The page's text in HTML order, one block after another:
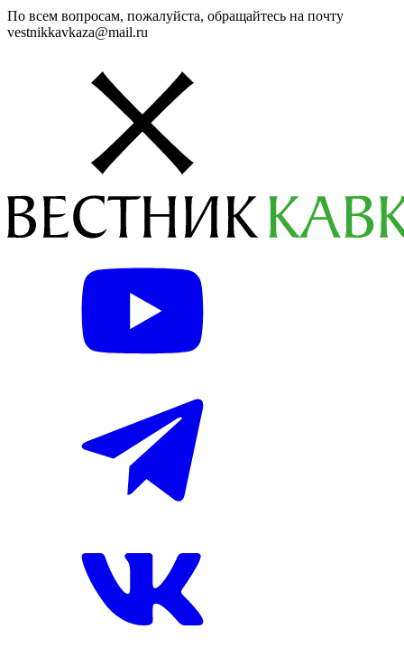
По всем вопросам, пожалуйста, обращайтесь на почту
vestnikkavkaza@mail.ru